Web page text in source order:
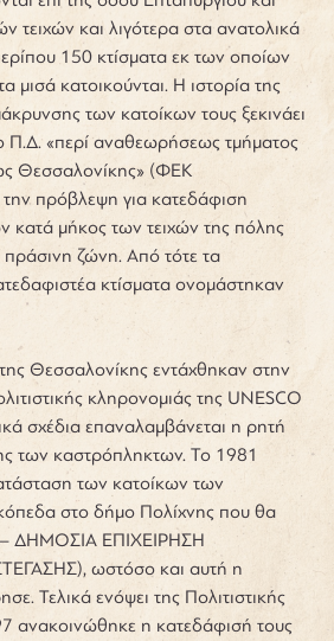
τειχών και λιγότερα στα ανατολικά
150 κτίσματα εκ των οποίων
μισά κατοικούνται. Η ιστορία της
των κατοίκων τους ξεκινάει
Π.Δ. «περί αναθεωρήσεως τμήματος
Θεσσαλονίκης» (ΦΕΚ
πρόβλεψη για κατεδάφιση
κατά μήκος των τειχών της πόλης
ζώνη. Από τότε τα
κτίσματα ονομάστηκαν
της Θεσσαλονίκης εντάχθηκαν στην
κληρονομιάς της UNESCO
σχέδια επαναλαμβάνεται η ρητή
των καστρόπληκτων. Το 1981
των κατοίκων των
στο δήμο Πολίχνης που θα
ΔΗΜΟΣΙΑ ΕΠΙΧΕΙΡΗΣΗ
ωστόσο και αυτή η
Τελικά ενόψει της Πολιτιστικής
ανακοινώθηκε η κατεδάφισή τους